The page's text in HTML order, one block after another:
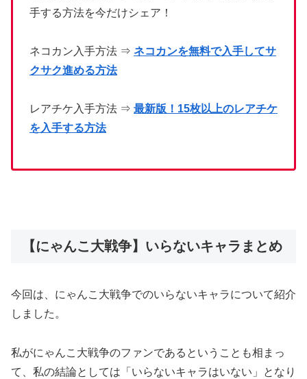
手する方法を今だけシェア！
ネコカン入手方法 ⇒ ネコカンを無料で入手してサ
クサク進める方法
レアチケ入手方法 ⇒ 最新版！15枚以上のレアチケ
を入手する方法
【にゃんこ大戦争】いらないキャラまとめ
今回は、にゃんこ大戦争でのいらないキャラについて紹介
しました。
私がにゃんこ大戦争のファンであるということも相まっ
て、私の結論としては「いらないキャラはいない」となり